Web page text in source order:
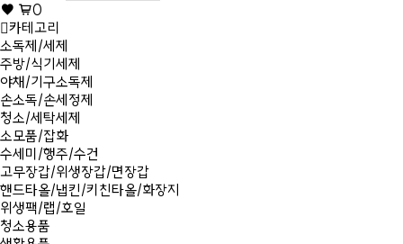
0
카테고리
소독제/세제
주방/식기세제
야채/기구소독제
손소독/손세정제
청소/세탁세제
소모품/잡화
수세미/행주/수건
고무장갑/위생장갑/면장갑
핸드타올/냅킨/키친타올/화장지
위생팩/랩/호일
청소용품